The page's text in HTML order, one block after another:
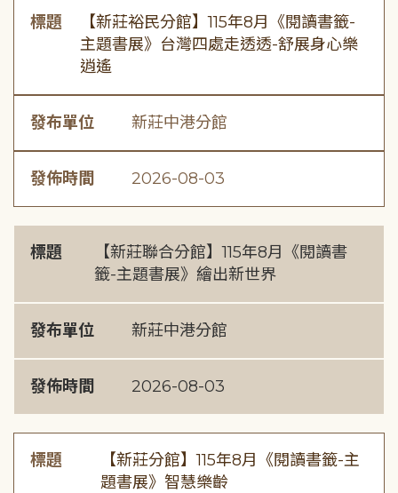
標題
【新莊裕民分館】115年8月《閱讀書籤-
主題書展》台灣四處走透透-舒展身心樂
逍遙
發布單位 新莊中港分館
發佈時間 2026-08-03
標題
【新莊聯合分館】115年8月《閱讀書
籤-主題書展》繪出新世界
發布單位 新莊中港分館
發佈時間 2026-08-03
標題
【新莊分館】115年8月《閱讀書籤-主
題書展》智慧樂齡